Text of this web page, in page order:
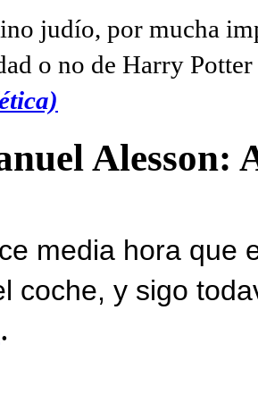
judío, por mucha
o no de Harry
Alesson:
media hora que
coche, y sigo
.